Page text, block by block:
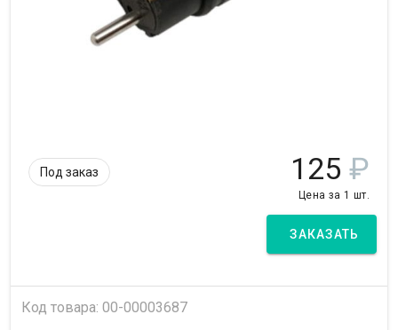
Под заказ 125 ₽
Цена за 1 шт.
ЗАКАЗАТЬ
Код товара: 00-00003687